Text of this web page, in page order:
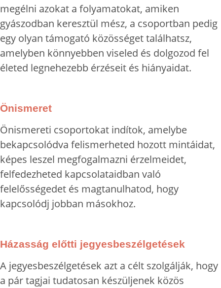
megélni azokat a folyamatokat, amiken
gyászodban keresztül mész, a csoportban pedig
egy olyan támogató közösséget találhatsz,
amelyben könnyebben viseled és dolgozod fel
életed legnehezebb érzéseit és hiányaidat.
Önismeret
Önismereti csoportokat indítok, amelybe
bekapcsolódva felismerheted hozott mintáidat,
képes leszel megfogalmazni érzelmeidet,
felfedezheted kapcsolataidban való
felelősségedet és magtanulhatod, hogy
kapcsolódj jobban másokhoz.
Házasság előtti jegyesbeszélgetések
A jegyesbeszélgetések azt a célt szolgálják, hogy
a pár tagjai tudatosan készüljenek közös